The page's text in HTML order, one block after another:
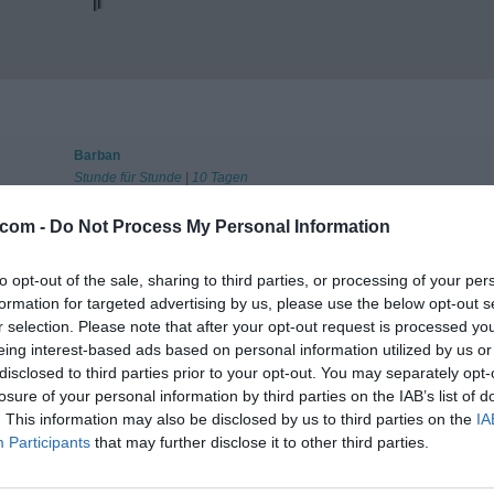
- Do Not Process My Personal Information
opt-out of the sale, sharing to third parties, or processing of your
for targeted advertising by us, please use the below opt-out
selection. Please note that after your opt-out request is processed
interest-based ads based on personal information utilized by us
to third parties prior to your opt-out. You may separately
of your personal information by third parties on the IAB’s list of
This information may also be disclosed by us to third parties on the
Participants that may further disclose it to other third parties.
Barban
Stunde für Stunde
10 Tagen
Stunde für Stunde |10 Tagen
Stunde für Stunde|10 Tagen
Funtana-Fontane
Stunde für Stunde|10 Tagen
Grožnjan-Grisignana
Stunde für Stunde| 10 Tagen
Karojba